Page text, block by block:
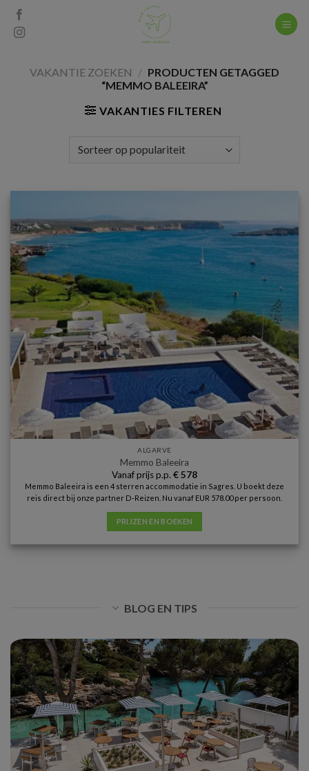
Skip
content
VAKANTIE ZOEKEN / PRODUCTEN GETAGGED
“MEMMO BALEEIRA”
VAKANTIES FILTEREN
ALGARVE
Memmo Baleeira
Vanaf prijs p.p. €578
Memmo Baleeira is een 4 sterren accommodatie in Sagres. U boekt deze
reis direct bij onze partner D-Reizen. Nu vanaf EUR 578.00 per persoon.
PRIJZEN EN BOEKEN
BLOG EN TIPS